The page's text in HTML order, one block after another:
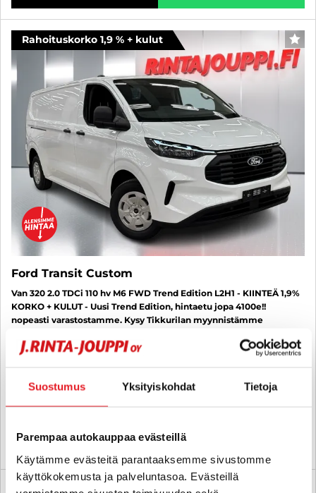
Suostumus Yksityiskohdat Tietoja
Parempaa autokauppaa evästeillä
Käytämme evästeitä parantaaksemme sivustomme
käyttökokemusta ja palveluntasoa. Evästeillä
Rahoituskorko 1,9 % + kulut
Ford Transit Custom
Van 320 2.0 TDCi 110 hv M6 FWD Trend Edition L2H1 - KIINTEÄ 1,9%
KORKO + KULUT - Uusi Trend Edition, hintaetu jopa 4100e!!
nopeasti varastostamme. Kysy Tikkurilan myynnistämme
2026 , Manuaali, Diesel, 0 km
alk. 332 € / kk
KATSO TIEDOT
Rahoituskorko 1,9 % + kulut